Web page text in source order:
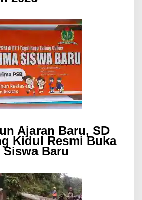
Ajaran Baru, SD
Kidul Resmi Buka
Baru